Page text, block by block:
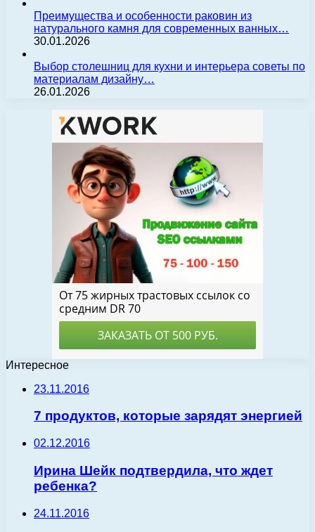
Преимущества и особенности раковин из
натурального камня для современных ванных…
30.01.2026
Выбор столешниц для кухни и интерьера советы по
материалам дизайну…
26.01.2026
Интересное
23.11.2016
7 продуктов, которые зарядят энергией
02.12.2016
Ирина Шейк подтвердила, что ждет
ребенка?
24.11.2016